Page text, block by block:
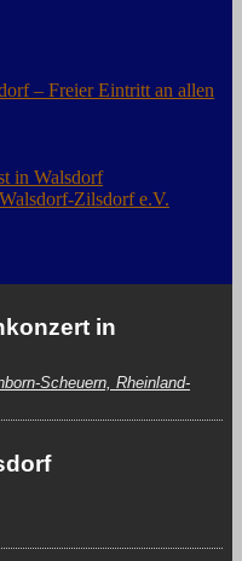
– Freier Eintritt an allen
in Walsdorf
Zilsdorf e.V.